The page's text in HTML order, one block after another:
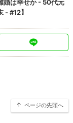
ページの先頭へ